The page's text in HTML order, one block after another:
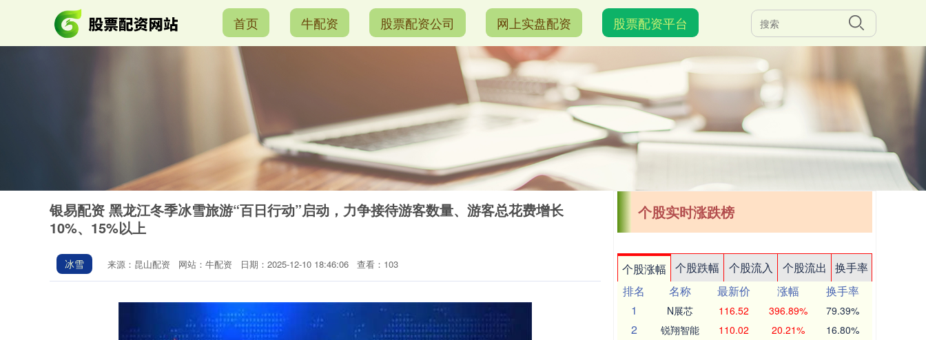
首页 牛配资 股票配资公司 网上实盘配资 股票配资平台
银易配资 黑龙江冬季冰雪旅游“百日行动”启动，力争接待游客数量、游客总花费增长
10%、15%以上
冰雪 来源：昆山配资 网站：牛配资 日期：2025-12-10 18:46:06 查看：103
个股实时涨跌榜
个股涨幅 个股跌幅 个股流入 个股流出
换手率
排名
名称 最新价 涨幅
换手率
1
N展芯 116.52 396.89% 79.39%
2 锐翔智能 110.02 20.21% 16.80%